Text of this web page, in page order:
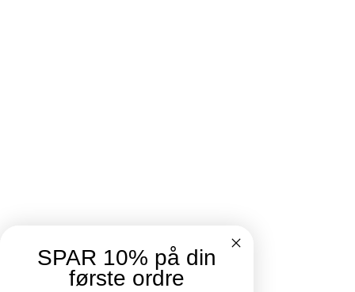
SPAR 10% på din
første ordre